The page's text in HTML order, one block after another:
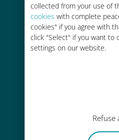
collected from your use of
cookies with complete
cookies" if you agree with
click "Select" if you want to
settings on our website.
Refuse
かんたん
Wi-Fiやデータ残